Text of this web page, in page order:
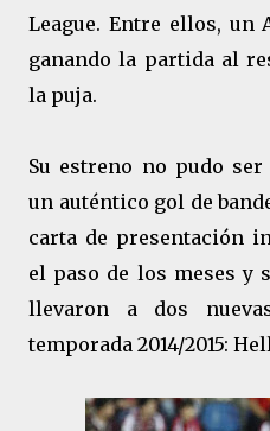
League. Entre ellos, un
ganando la partida al
la puja.
Su estreno no pudo
un auténtico gol de
carta de presentación
el paso de los meses y
llevaron a dos
temporada 2014/2015: